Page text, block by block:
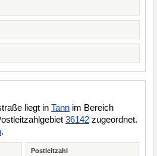
liegt in Tann im Bereich
36142 zugeordnet.
.
Postleitzahl